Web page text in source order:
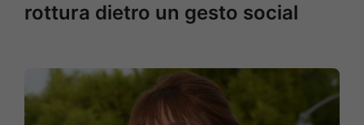
rottura dietro un gesto social